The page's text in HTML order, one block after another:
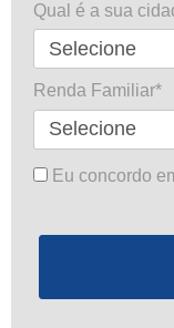
Qual é a sua
Renda Familiar*
Eu concordo